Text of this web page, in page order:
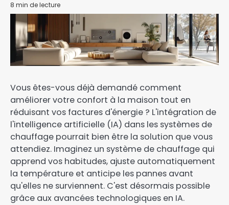
8 min de lecture
Vous êtes-vous déjà demandé comment
améliorer votre confort à la maison tout en
réduisant vos factures d'énergie ? L'intégration de
l'intelligence artificielle (IA) dans les systèmes de
chauffage pourrait bien être la solution que vous
attendiez. Imaginez un système de chauffage qui
apprend vos habitudes, ajuste automatiquement
la température et anticipe les pannes avant
qu'elles ne surviennent. C'est désormais possible
grâce aux avancées technologiques en IA.